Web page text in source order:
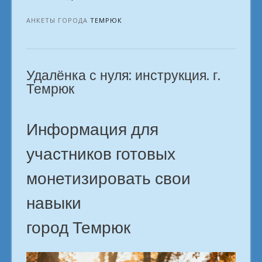
для
АНКЕТЫ ГОРОДА ТЕМРЮК
Удалёнка с нуля: инструкция. г.
Темрюк
Информация для
участников готовых
монетизировать свои
навыки
город Темрюк